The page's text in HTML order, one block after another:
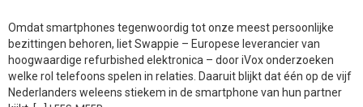
Omdat smartphones tegenwoordig tot onze meest persoonlijke
bezittingen behoren, liet Swappie – Europese leverancier van
hoogwaardige refurbished elektronica – door iVox onderzoeken
welke rol telefoons spelen in relaties. Daaruit blijkt dat één op de vijf
Nederlanders weleens stiekem in de smartphone van hun partner